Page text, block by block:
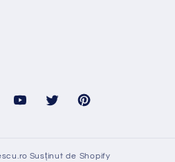
YouTubeTwitter Pinterest
Susținut de Shopify